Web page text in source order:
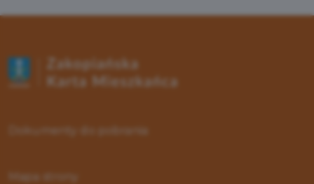
Dokumenty do pobrania
Mapa strony